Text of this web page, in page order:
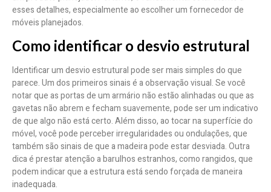
esses detalhes, especialmente ao escolher um fornecedor de
móveis planejados.
Como identificar o desvio estrutural
Identificar um desvio estrutural pode ser mais simples do que
parece. Um dos primeiros sinais é a observação visual. Se você
notar que as portas de um armário não estão alinhadas ou que as
gavetas não abrem e fecham suavemente, pode ser um indicativo
de que algo não está certo. Além disso, ao tocar na superfície do
móvel, você pode perceber irregularidades ou ondulações, que
também são sinais de que a madeira pode estar desviada. Outra
dica é prestar atenção a barulhos estranhos, como rangidos, que
podem indicar que a estrutura está sendo forçada de maneira
inadequada.